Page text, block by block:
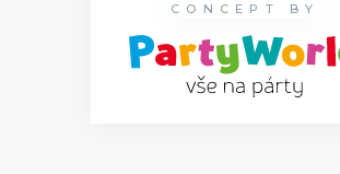
CONCEPT BY